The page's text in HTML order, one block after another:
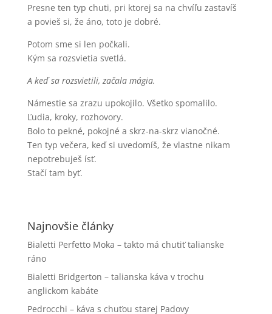
Presne ten typ chuti, pri ktorej sa na chvíľu zastavíš
a povieš si, že áno, toto je dobré.
Potom sme si len počkali.
Kým sa rozsvietia svetlá.
A keď sa rozsvietili, začala mágia.
Námestie sa zrazu upokojilo. Všetko spomalilo.
Ľudia, kroky, rozhovory.
Bolo to pekné, pokojné a skrz-na-skrz vianočné.
Ten typ večera, keď si uvedomíš, že vlastne nikam
nepotrebuješ ísť.
Stačí tam byť.
Najnovšie články
Bialetti Perfetto Moka – takto má chutiť talianske
ráno
Bialetti Bridgerton – talianska káva v trochu
anglickom kabáte
Pedrocchi – káva s chuťou starej Padovy